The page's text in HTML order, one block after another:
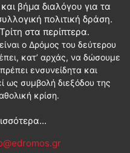
βήμα διαλόγου για τα
πολιτική δράση.
στα περίπτερα.
ο Δρόμος του δεύτερου
κατ’ αρχάς, να δώσουμε
ενσυνείδητα και
ως συμβολή διεξόδου της
κρίση.